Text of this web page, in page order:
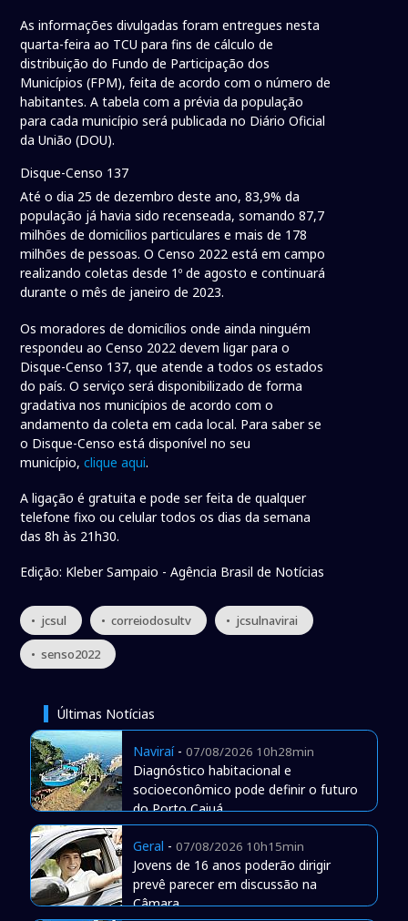
As informações divulgadas foram entregues nesta
quarta-feira ao TCU para fins de cálculo de
distribuição do Fundo de Participação dos
Municípios (FPM), feita de acordo com o número de
habitantes. A tabela com a prévia da população
para cada município será publicada no Diário Oficial
da União (DOU).
Disque-Censo 137
Até o dia 25 de dezembro deste ano, 83,9% da
população já havia sido recenseada, somando 87,7
milhões de domicílios particulares e mais de 178
milhões de pessoas. O Censo 2022 está em campo
realizando coletas desde 1º de agosto e continuará
durante o mês de janeiro de 2023.
Os moradores de domicílios onde ainda ninguém
respondeu ao Censo 2022 devem ligar para o
Disque-Censo 137, que atende a todos os estados
do país. O serviço será disponibilizado de forma
gradativa nos municípios de acordo com o
andamento da coleta em cada local. Para saber se
o Disque-Censo está disponível no seu
município,clique aqui.
A ligação é gratuita e pode ser feita de qualquer
telefone fixo ou celular todos os dias da semana
das 8h às 21h30.
Edição: Kleber Sampaio - Agência Brasil de Notícias
• jcsul • correiodosultv • jcsulnavirai
• senso2022
Últimas Notícias
Naviraí- 07/08/2026 10h28min
Diagnóstico habitacional e
socioeconômico pode definir o futuro
do Porto Caiuá
Geral - 07/08/2026 10h15min
Jovens de 16 anos poderão dirigir
prevê parecer em discussão na
Câmara